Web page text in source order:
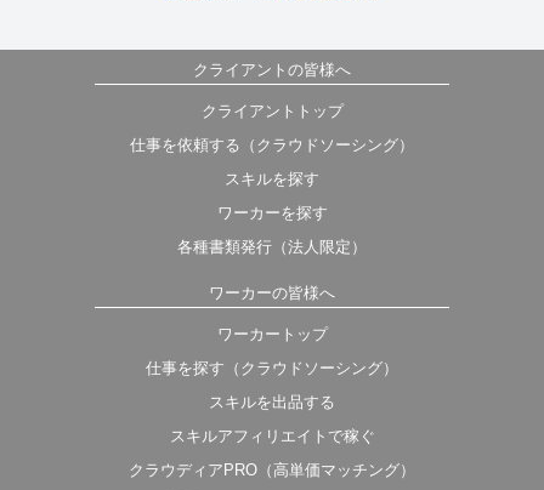
クライアントの皆様へ
クライアントトップ
仕事を依頼する（クラウドソーシング）
スキルを探す
ワーカーを探す
各種書類発行（法人限定）
ワーカーの皆様へ
ワーカートップ
仕事を探す（クラウドソーシング）
スキルを出品する
スキルアフィリエイトで稼ぐ
クラウディアPRO（高単価マッチング）